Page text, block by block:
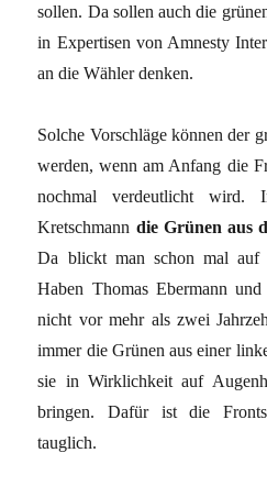
sollen. Da sollen auch die
in Expertisen von Amnesty
an die Wähler denken.
Solche Vorschläge können der
werden, wenn am Anfang die
nochmal verdeutlicht wird.
Kretschmann die Grünen aus
Da blickt man schon mal auf
Haben Thomas Ebermann
nicht vor mehr als zwei
immer die Grünen aus einer
sie in Wirklichkeit auf
bringen. Dafür ist die
tauglich.